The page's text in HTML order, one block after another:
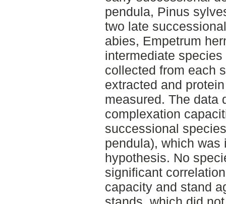
pendula, Pinus
two late
abies, Empetrum
intermediate
collected from each
extracted and
measured. The data
complexation
successional
pendula), which
hypothesis. No
significant
capacity and stand